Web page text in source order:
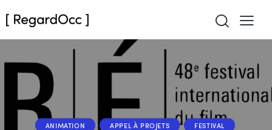
ANIMATION APPEL À PROJETS
FESTIVAL